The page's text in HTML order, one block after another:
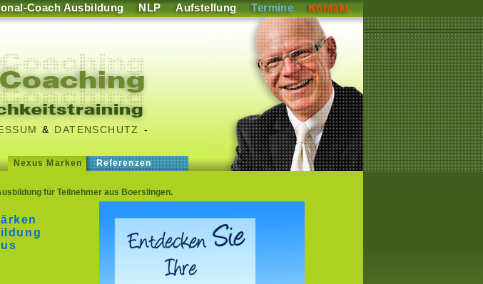
Coach Ausbildung NLP Aufstellung Termine Kontakt
& DATENSCHUTZ
-
Nexus Marken Referenzen
für Teilnehmer aus Boerslingen.